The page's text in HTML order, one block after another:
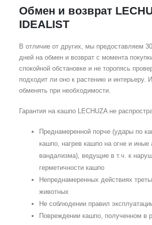
Обмен и возврат
IDEALIST
В отличие от других, мы предоставляем
дней на обмен и возврат с момента
спокойной обстановке и не торопясь
подходит ли оно к растению и интерьеру.
обменять при необходимости.
Гарантия на кашпо LECHUZA не
Преднамеренной порче (удары по
кашпо, нагрев кашпо на огне и иные
вандализма), ведущие в т.ч. к
герметичности кашпо
Непреднамеренных действиях
животных
Не соблюдении правил
Повреждении кашпо, полученном в